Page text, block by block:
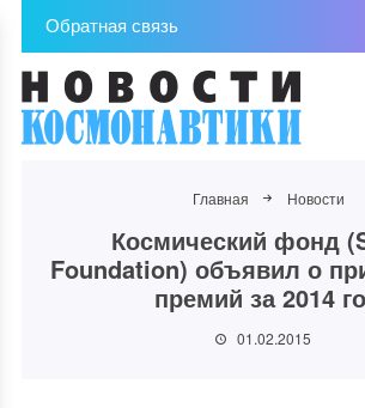
Обратная связь
Главная Новости
Космический фонд
Foundation) объявил о
премий за 2014
01.02.2015